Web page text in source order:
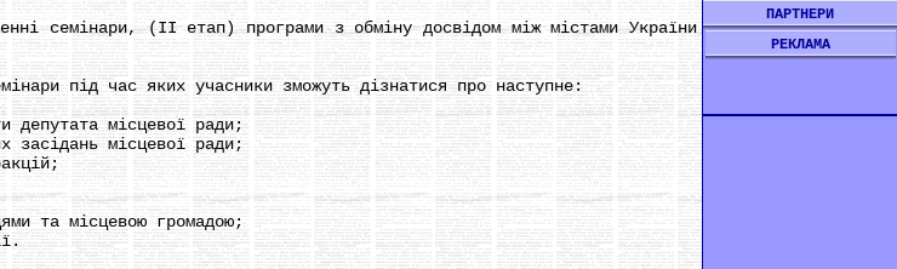
семінари, (ІІ етап) програми з обміну досвідом між містами України
під час яких учасники зможуть дізнатися про наступне:
місцевої ради;
місцевої ради;
та місцевою громадою;
ПАРТНЕРИ
РЕКЛАМА